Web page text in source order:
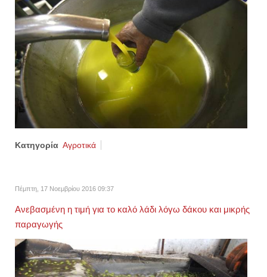
Κατηγορία Αγροτικά
Πέμπτη, 17 Νοεμβρίου 2016 09:37
Ανεβασμένη η τιμή για το καλό λάδι λόγω δάκου και μικρής
παραγωγής